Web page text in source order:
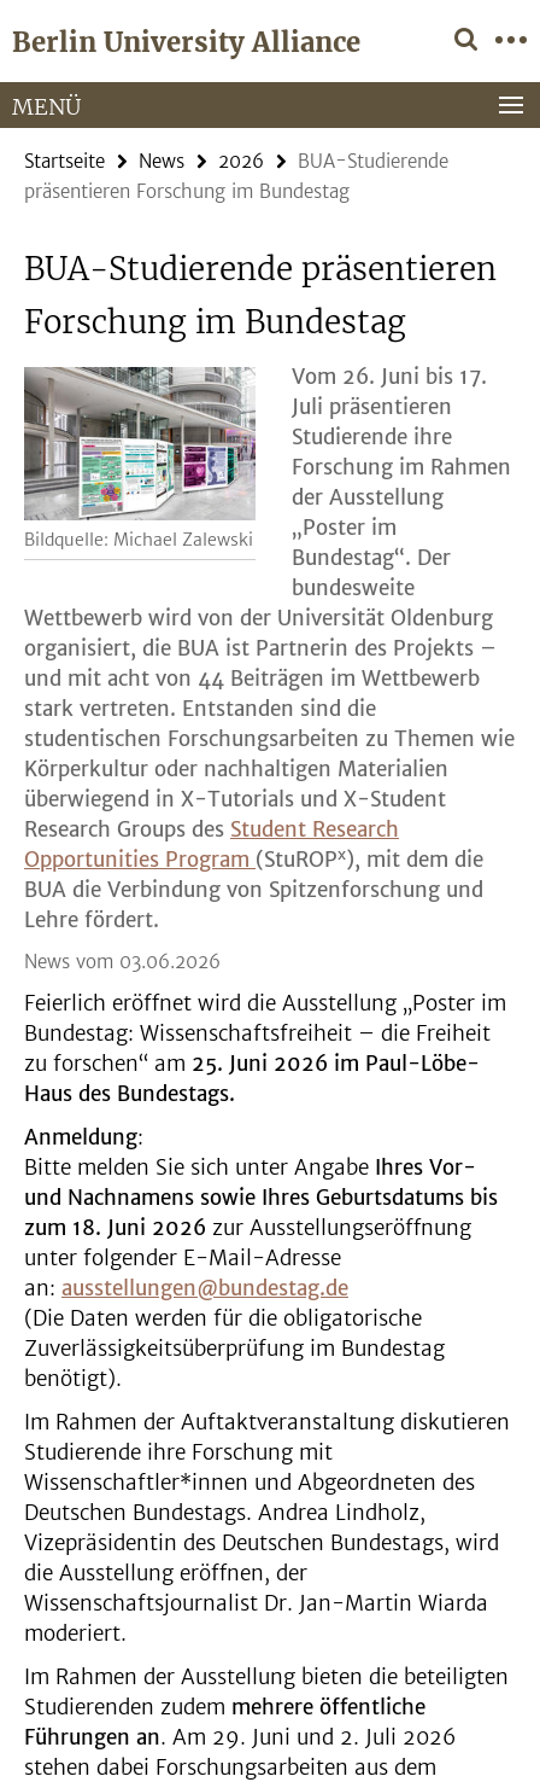
direkt
Inhalt
Berlin University Alliance
Service-
Navigation
MENÜ
Startseite News 2026
BUA-Studierende
präsentieren Forschung im Bundestag
BUA-Studierende präsentieren
Forschung im Bundestag
Bildquelle: Michael Zalewski
Vom 26. Juni bis 17.
Juli präsentieren
Studierende ihre
Forschung im Rahmen
der Ausstellung
„Poster im
Bundestag“. Der
bundesweite
Wettbewerb wird von der Universität Oldenburg
organisiert, die BUA ist Partnerin des Projekts –
und mit acht von 44 Beiträgen im Wettbewerb
stark vertreten. Entstanden sind die
studentischen Forschungsarbeiten zu Themen wie
Körperkultur oder nachhaltigen Materialien
überwiegend in X-Tutorials und X-Student
Research Groups des Student Research
Opportunities Program (StuROPx), mit dem die
BUA die Verbindung von Spitzenforschung und
Lehre fördert.
News vom 03.06.2026
Feierlich eröffnet wird die Ausstellung „Poster im
Bundestag: Wissenschaftsfreiheit – die Freiheit
zu forschen“ am 25. Juni 2026 im Paul-Löbe-
Haus des Bundestags.
Anmeldung:
Bitte melden Sie sich unter Angabe Ihres Vor-
und Nachnamens sowie Ihres Geburtsdatums bis
zum 18. Juni 2026 zur Ausstellungseröffnung
unter folgender E-Mail-Adresse
an: ausstellungen@bundestag.de
(Die Daten werden für die obligatorische
Zuverlässigkeitsüberprüfung im Bundestag
benötigt).
Im Rahmen der Auftaktveranstaltung diskutieren
Studierende ihre Forschung mit
Wissenschaftler*innen und Abgeordneten des
Deutschen Bundestags. Andrea Lindholz,
Vizepräsidentin des Deutschen Bundestags, wird
die Ausstellung eröffnen, der
Wissenschaftsjournalist Dr. Jan-Martin Wiarda
moderiert.
Im Rahmen der Ausstellung bieten die beteiligten
Studierenden zudem mehrere öffentliche
Führungen an. Am 29. Juni und 2. Juli 2026
stehen dabei Forschungsarbeiten aus dem